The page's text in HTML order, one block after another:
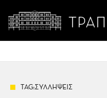
TAG:ΣΥΛΛΗΨΕΙΣ